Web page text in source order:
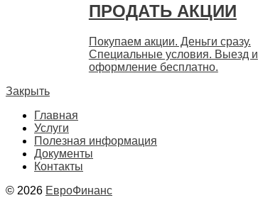
ПРОДАТЬ АКЦИИ
Покупаем акции. Деньги сразу.
Специальные условия. Выезд и
оформление бесплатно.
Закрыть
Главная
Услуги
Полезная информация
Документы
Контакты
© 2026 ЕвроФинанс